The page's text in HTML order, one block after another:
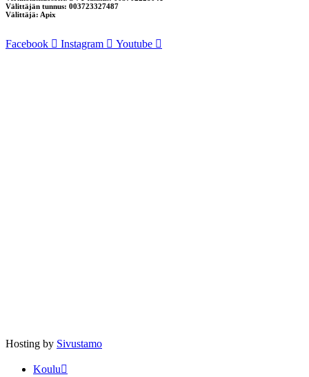
Välittäjän tunnus: 003723327487
Välittäjä: Apix
Facebook Instagram Youtube
Hosting by Sivustamo
Koulu